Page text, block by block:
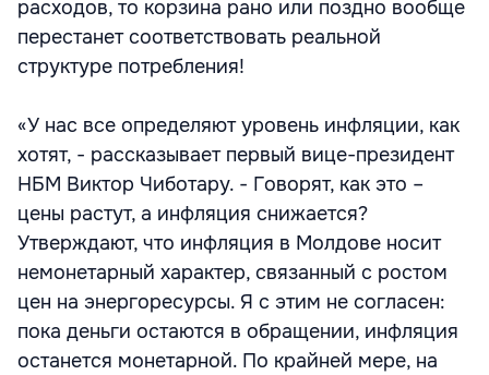
расходов, то корзина рано или поздно вообще
перестанет соответствовать реальной
структуре потребления!
«У нас все определяют уровень инфляции, как
хотят, - рассказывает первый вице-президент
НБМ Виктор Чиботару. - Говорят, как это –
цены растут, а инфляция снижается?
Утверждают, что инфляция в Молдове носит
немонетарный характер, связанный с ростом
цен на энергоресурсы. Я с этим не согласен:
пока деньги остаются в обращении, инфляция
останется монетарной. По крайней мере, на